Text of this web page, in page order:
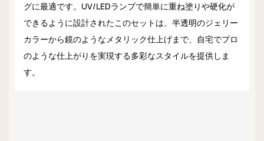
グに最適です。UV/LEDランプで簡単に重ね塗りや硬化が
できるように設計されたこのセットは、半透明のジェリー
カラーから鏡のようなメタリック仕上げまで、自宅でプロ
のような仕上がりを実現する多彩なスタイルを提供しま
す。